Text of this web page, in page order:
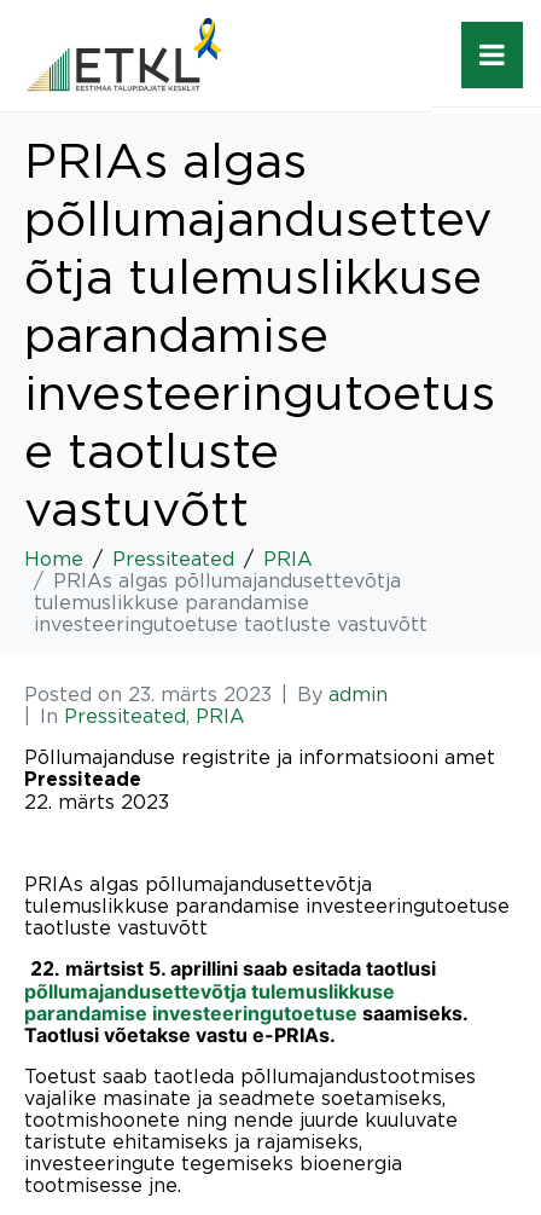
PRIAs algas
põllumajandusettev
õtja tulemuslikkuse
parandamise
investeeringutoetus
e taotluste
vastuvõtt
Home Pressiteated
PRIA
PRIAs algas põllumajandusettevõtja
tulemuslikkuse parandamise
investeeringutoetuse taotluste vastuvõtt
Posted on 23. märts 2023 By admin
In Pressiteated, PRIA
Põllumajanduse registrite ja informatsiooni amet
Pressiteade
22. märts 2023
PRIAs algas põllumajandusettevõtja
tulemuslikkuse parandamise investeeringutoetuse
taotluste vastuvõtt
22. märtsist 5. aprillini saab esitada taotlusi
põllumajandusettevõtja tulemuslikkuse
parandamise investeeringutoetuse saamiseks.
Taotlusi võetakse vastu e-PRIAs.
Toetust saab taotleda põllumajandustootmises
vajalike masinate ja seadmete soetamiseks,
tootmishoonete ning nende juurde kuuluvate
taristute ehitamiseks ja rajamiseks,
investeeringute tegemiseks bioenergia
tootmisesse jne.